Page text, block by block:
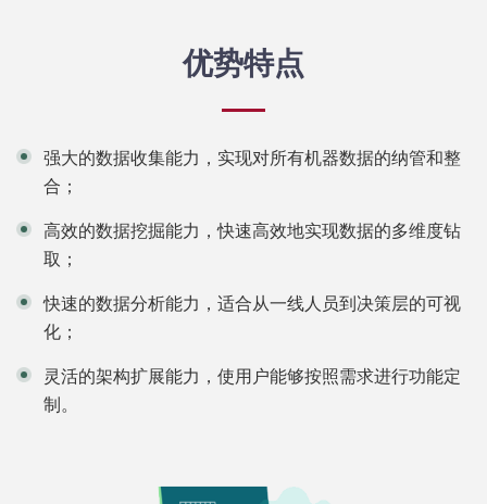
优势特点
强大的数据收集能力，实现对所有机器数据的纳管和整
合；
高效的数据挖掘能力，快速高效地实现数据的多维度钻
取；
快速的数据分析能力，适合从一线人员到决策层的可视
化；
灵活的架构扩展能力，使用户能够按照需求进行功能定
制。